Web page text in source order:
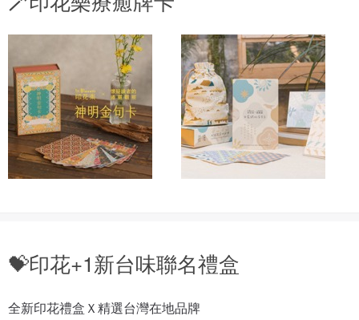
💝印花+1新台味聯名禮盒
全新印花禮盒Ｘ精選台灣在地品牌